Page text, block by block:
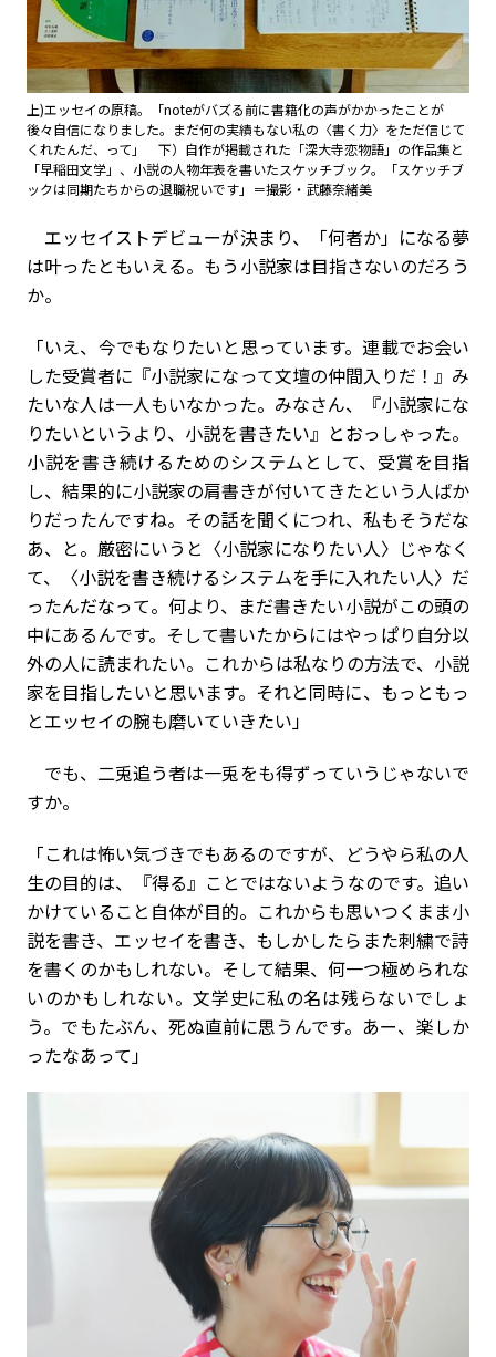
上)エッセイの原稿。「noteがバズる前に書籍化の声がかかったことが
後々自信になりました。まだ何の実績もない私の〈書く力〉をただ信じて
くれたんだ、って」 下）自作が掲載された「深大寺恋物語」の作品集と
「早稲田文学」、小説の人物年表を書いたスケッチブック。「スケッチブ
ックは同期たちからの退職祝いです」＝撮影・武藤奈緒美
エッセイストデビューが決まり、「何者か」になる夢
は叶ったともいえる。もう小説家は目指さないのだろう
か。
「いえ、今でもなりたいと思っています。連載でお会い
した受賞者に『小説家になって文壇の仲間入りだ！』み
たいな人は一人もいなかった。みなさん、『小説家にな
りたいというより、小説を書きたい』とおっしゃった。
小説を書き続けるためのシステムとして、受賞を目指
し、結果的に小説家の肩書きが付いてきたという人ばか
りだったんですね。その話を聞くにつれ、私もそうだな
あ、と。厳密にいうと〈小説家になりたい人〉じゃなく
て、〈小説を書き続けるシステムを手に入れたい人〉だ
ったんだなって。何より、まだ書きたい小説がこの頭の
中にあるんです。そして書いたからにはやっぱり自分以
外の人に読まれたい。これからは私なりの方法で、小説
家を目指したいと思います。それと同時に、もっともっ
とエッセイの腕も磨いていきたい」
でも、二兎追う者は一兎をも得ずっていうじゃないで
すか。
「これは怖い気づきでもあるのですが、どうやら私の人
生の目的は、『得る』ことではないようなのです。追い
かけていること自体が目的。これからも思いつくまま小
説を書き、エッセイを書き、もしかしたらまた刺繍で詩
を書くのかもしれない。そして結果、何一つ極められな
いのかもしれない。文学史に私の名は残らないでしょ
う。でもたぶん、死ぬ直前に思うんです。あー、楽しか
ったなあって」